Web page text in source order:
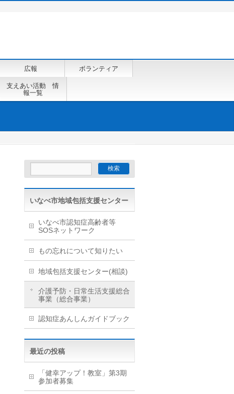
広報 ボランティア
支えあい活動 情
報一覧
いなべ市地域包括支援センター
いなべ市認知症高齢者等
SOSネットワーク
もの忘れについて知りたい
地域包括支援センター(相談)
介護予防・日常生活支援総合
事業（総合事業）
認知症あんしんガイドブック
最近の投稿
「健幸アップ！教室」第3期
参加者募集